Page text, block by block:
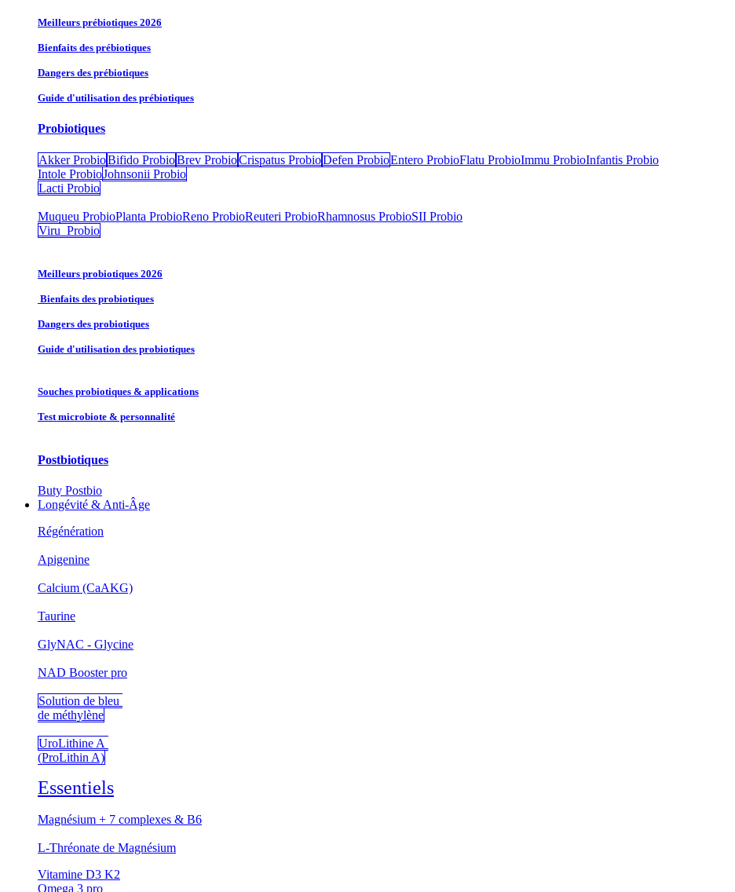
Meilleurs prébiotiques 2026
Bienfaits des prébiotiques
Dangers des prébiotiques
Guide d'utilisation des prébiotiques
Probiotiques
Akker ProbioBifido ProbioBrev ProbioCrispatus ProbioDefen ProbioEntero Probio​Flatu Probio​Immu ProbioInfantis Probio
Intole ProbioJohnsonii Probio
Lacti Probio
Muqueu ProbioPlanta ProbioReno ProbioReuteri ProbioRhamnosus ProbioSII Probio
Viru Probio
Meilleurs probiotiques 2026
Bienfaits des probiotiques
Dangers des probiotiques
Guide d'utilisation des probiotiques
Souches probiotique​s & applications
Test microbiote & personnalité
Postbiotiques
Buty Postbio
Longévité & Anti-Âge
Régénération
Apigenine
Calcium (CaAKG)
Taurine
GlyNAC - Glycine
NAD Booster pro
Solution de bleu
de méthylène
UroLithine A
(ProLithin A)
Essentiels
Magnésium + 7 complexes & B6
L-Thréonate de Magnésium
Vitamine D3 K2
Omega 3 pro